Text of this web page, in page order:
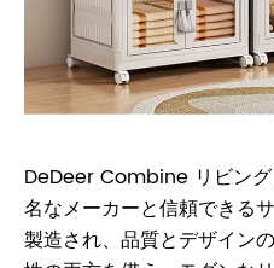
DeDeer Combine リビン
名なメーカーと信頼できる
製造され、品質とデザイン